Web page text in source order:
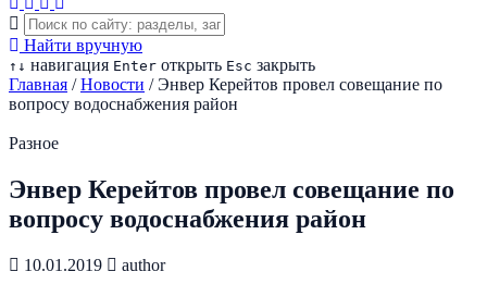
Найти вручную
↑ ↓ навигация Enter открыть Esc закрыть
Главная / Новости / Энвер Керейтов провел совещание по
вопросу водоснабжения район
Разное
Энвер Керейтов провел совещание по
вопросу водоснабжения район
10.01.2019
author